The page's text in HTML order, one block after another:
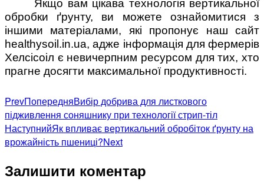
Якщо вам цікава технологія вертикальної
обробки ґрунту, ви можете ознайомитися з
іншими матеріалами, які пропонує наш сайт
healthysoil.in.ua, адже інформація для фермерів
Хелсісоіл є невичерпним ресурсом для тих, хто
прагне досягти максимальної продуктивності.
PrevПопередняВибір добрива для листкового
підживлення соняшнику при технології стрип-тіл
НаступнийЯк впливає вертикальний обробіток ґрунту на
врожайність пшениці?Next
Залишити коментар